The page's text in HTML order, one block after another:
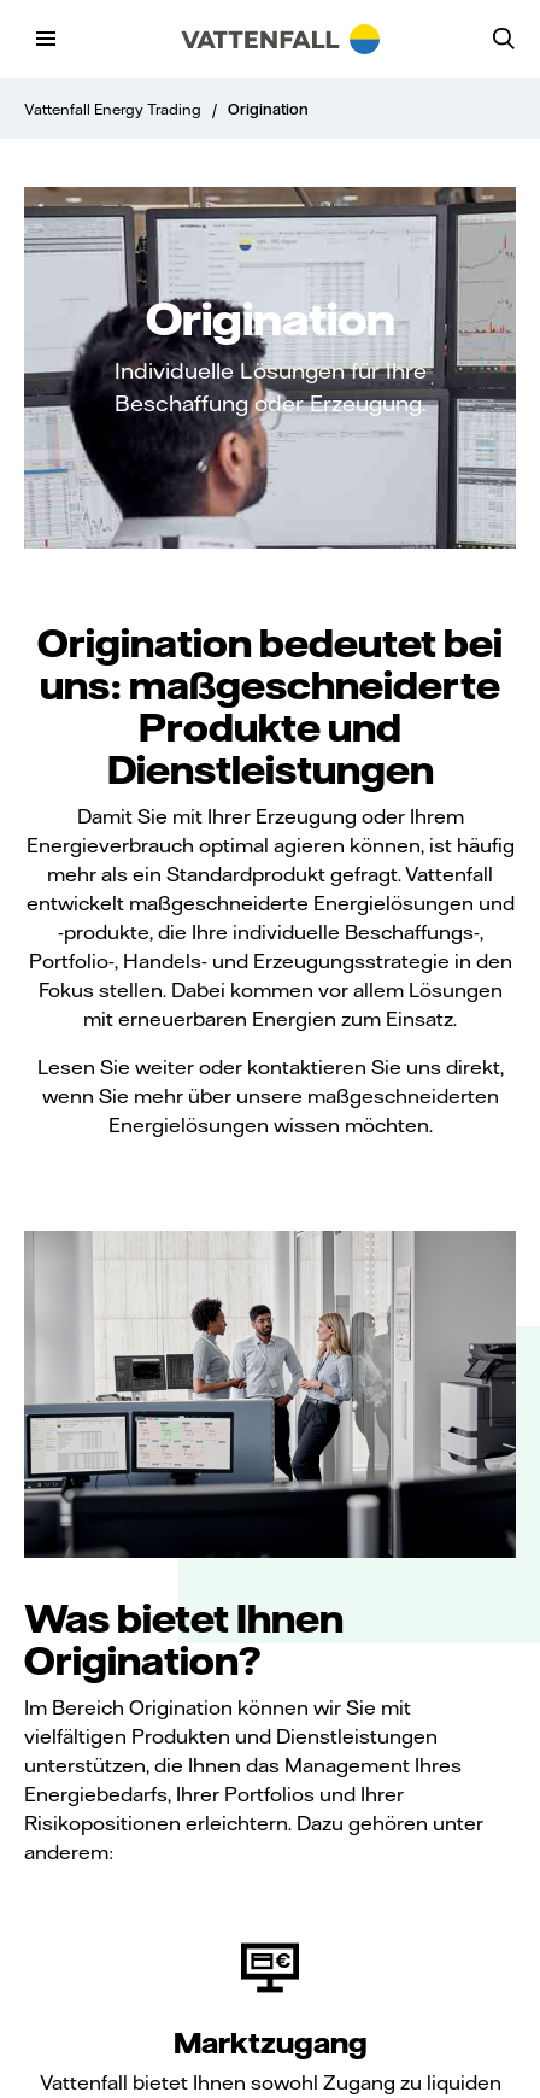
Vattenfall Energy Trading / Origination
Origination
Individuelle Lösungen für Ihre
Beschaffung oder Erzeugung.
Origination bedeutet bei
uns: maßgeschneiderte
Produkte und
Dienstleistungen
Damit Sie mit Ihrer Erzeugung oder Ihrem
Energieverbrauch optimal agieren können, ist häufig
mehr als ein Standardprodukt gefragt. Vattenfall
entwickelt maßgeschneiderte Energielösungen und
-produkte, die Ihre individuelle Beschaffungs-,
Portfolio-, Handels- und Erzeugungsstrategie in den
Fokus stellen. Dabei kommen vor allem Lösungen
mit erneuerbaren Energien zum Einsatz.
Lesen Sie weiter oder kontaktieren Sie uns direkt,
wenn Sie mehr über unsere maßgeschneiderten
Energielösungen wissen möchten.
Was bietet Ihnen
Origination?
Im Bereich Origination können wir Sie mit
vielfältigen Produkten und Dienstleistungen
unterstützen, die Ihnen das Management Ihres
Energiebedarfs, Ihrer Portfolios und Ihrer
Risikopositionen erleichtern. Dazu gehören unter
anderem:
Marktzugang
Vattenfall bietet Ihnen sowohl Zugang zu liquiden